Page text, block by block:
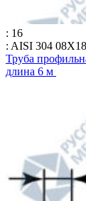
: 16
: AISI 304
Труба
длина 6 м